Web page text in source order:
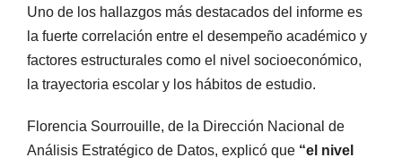
Uno de los hallazgos más destacados del informe es
la fuerte correlación entre el desempeño académico y
factores estructurales como el nivel socioeconómico,
la trayectoria escolar y los hábitos de estudio.
Florencia Sourrouille, de la Dirección Nacional de
Análisis Estratégico de Datos, explicó que “el nivel